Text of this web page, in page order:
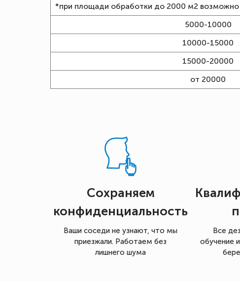
*при площади обработки до 2000 м2
5000-10000
10000-15000
15000-20000
от 20000
Сохраняем
конфиденциальность
Ваши соседи не узнают, что мы
приезжали. Работаем без
лишнего шума
Все
обучение